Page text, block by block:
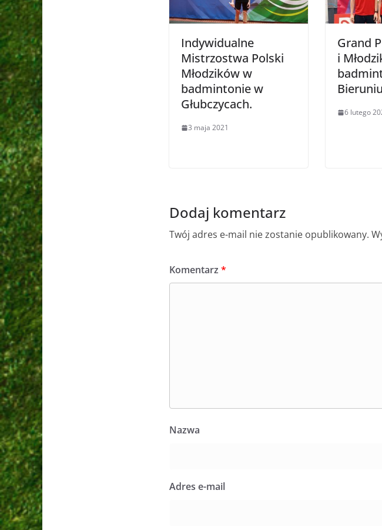
Indywidualne
Mistrzostwa Polski
Młodzików w
badmintonie w
Głubczycach.
3 maja 2021
Grand
i
6 lutego
Dodaj komentarz
Twój adres e-mail nie zostanie opublikowany.
Komentarz *
Nazwa
Adres e-mail